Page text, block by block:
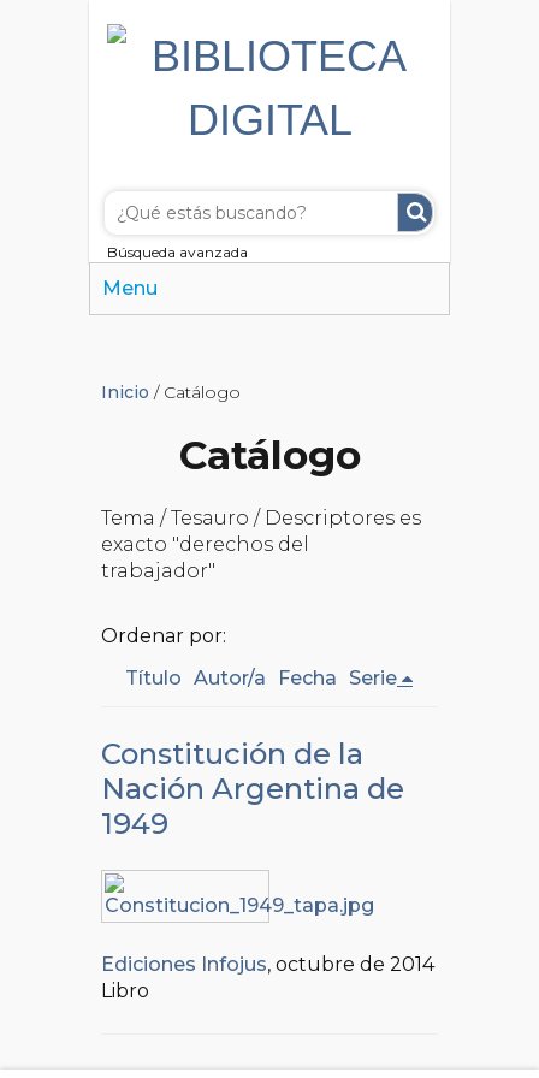
Búsqueda avanzada
Menu
Inicio / Catálogo
Catálogo
Tema / Tesauro / Descriptores es
exacto "derechos del
trabajador"
Ordenar por:
Título Autor/a Fecha Serie
Constitución de la
Nación Argentina de
1949
Ediciones Infojus, octubre de 2014
Libro